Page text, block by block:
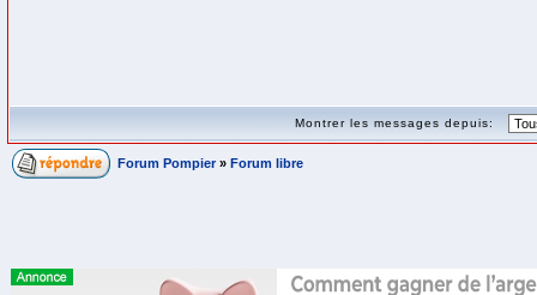
Montrer les messages depuis:
Forum Pompier » Forum libre